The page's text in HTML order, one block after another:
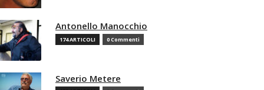
Antonello Manocchio
174 ARTICOLI 0 Commenti
Saverio Metere